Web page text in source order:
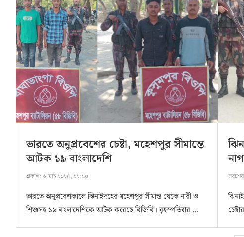
ভারতে অনুপ্রবেশের চেষ্টা, মহেশপুর সীমান্তে
আটক ১৯ বাংলাদেশি
প্রকাশ: ৬ মার্চ ২০২৫, ২২:১০
ভারতে অনুপ্রবেশকালে ঝিনাইদহের মহেশপুর সীমান্ত থেকে নারী ও
শিশুসহ ১৯ বাংলাদেশিকে আটক করেছে বিজিবি। বৃহস্পতিবার …